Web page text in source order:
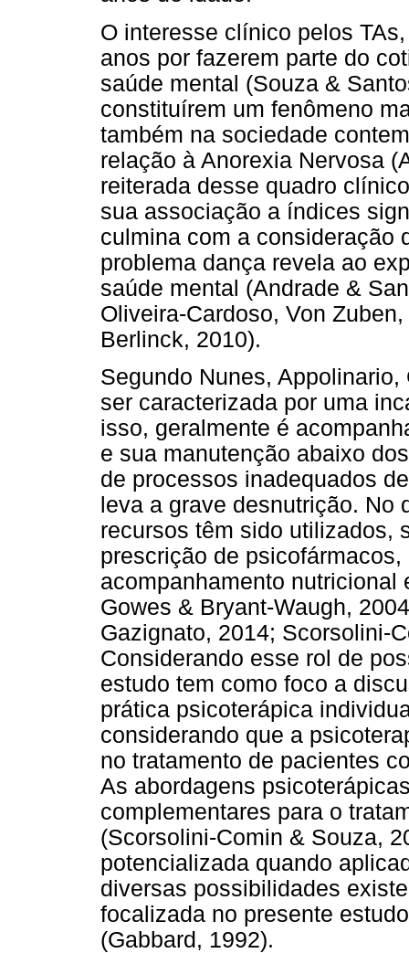
O interesse clínico pelos
anos por fazerem parte do
saúde mental (Souza &
constituírem um fenômeno
também na sociedade
relação à Anorexia Nervosa
reiterada desse quadro
sua associação a índices
culmina com a consideração
problema dança revela ao
saúde mental (Andrade &
Oliveira-Cardoso, Von
Berlinck, 2010).
Segundo Nunes,
ser caracterizada por uma
isso, geralmente é
e sua manutenção abaixo
de processos inadequados
leva a grave desnutrição. No
recursos têm sido utilizados,
prescrição de
acompanhamento nutricional
Gowes & Bryant-Waugh,
Gazignato, 2014; Scorsolini-
Considerando esse rol de
estudo tem como foco a
prática psicoterápica
considerando que a
no tratamento de pacientes
As abordagens
complementares para o
(Scorsolini-Comin & Souza,
potencializada quando
diversas possibilidades
focalizada no presente
(Gabbard, 1992).